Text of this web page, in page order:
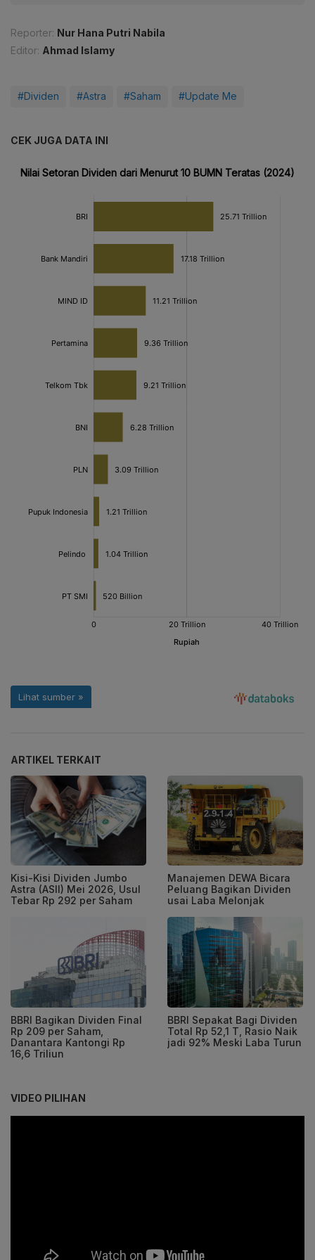
Reporter: Nur Hana Putri Nabila
Editor: Ahmad Islamy
#Dividen #Astra #Saham #Update Me
CEK JUGA DATA INI
ARTIKEL TERKAIT
Kisi-Kisi Dividen Jumbo
Astra (ASII) Mei 2026, Usul
Tebar Rp 292 per Saham
Manajemen DEWA Bicara
Peluang Bagikan Dividen
usai Laba Melonjak
BBRI Bagikan Dividen Final
Rp 209 per Saham,
Danantara Kantongi Rp
16,6 Triliun
BBRI Sepakat Bagi Dividen
Total Rp 52,1 T, Rasio Naik
jadi 92% Meski Laba Turun
VIDEO PILIHAN